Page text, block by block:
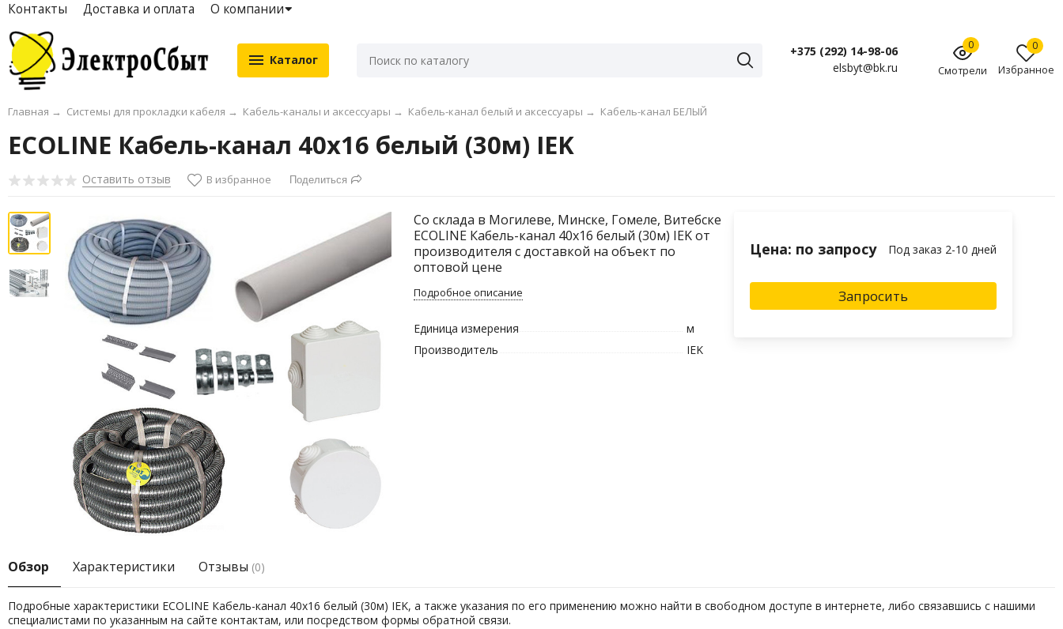
Контакты Доставка и оплата О компании
Каталог
+375 (292) 14-98-06
elsbyt@bk.ru
0
Смотрели
0
Избранное
Главная → Системы для прокладки кабеля → Кабель-каналы и аксессуары → Кабель-канал белый и аксессуары → Кабель-канал БЕЛЫЙ
ECOLINE Кабель-канал 40х16 белый (30м) IEK
Оставить отзыв В избранное Поделиться
Со склада в Могилеве, Минске, Гомеле, Витебске
ECOLINE Кабель-канал 40х16 белый (30м) IEK от
производителя с доставкой на объект по
оптовой цене
Подробное описание
Единица измерения
м
Производитель
IEK
Цена: по запросу Под заказ 2-10 дней
Запросить
Обзор Характеристики Отзывы (0)
Подробные характеристики ECOLINE Кабель-канал 40х16 белый (30м) IEK, а также указания по его применению можно найти в свободном доступе в интернете, либо связавшись с нашими
специалистами по указанным на сайте контактам, или посредством формы обратной связи.